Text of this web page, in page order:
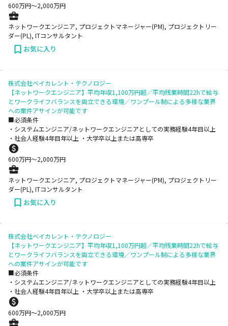
600万円〜2,000万円
ネットワークエンジニア, プロジェクトマネージャー(PM), プロジェクトリー
ダー(PL), ITコンサルタント
お気に入り
株式会社ベイカレント・テクノロジー
【ネットワークエンジニア】平均年収1,100万円超／平均残業時間22hで給与
とワークライフバランスを両立できる環境／ワンプール制による多様な業界
への案件アサインが可能です
■必須条件
・システムエンジニア/ネットワークエンジニアとしての実務経験4年目以上
・社会人経験4年目年以上 ・大学卒以上または高専卒
600万円〜2,000万円
ネットワークエンジニア, プロジェクトマネージャー(PM), プロジェクトリー
ダー(PL), ITコンサルタント
お気に入り
株式会社ベイカレント・テクノロジー
【ネットワークエンジニア】平均年収1,100万円超／平均残業時間22hで給与
とワークライフバランスを両立できる環境／ワンプール制による多様な業界
への案件アサインが可能です
■必須条件
・システムエンジニア/ネットワークエンジニアとしての実務経験4年目以上
・社会人経験4年目年以上 ・大学卒以上または高専卒
600万円〜2,000万円